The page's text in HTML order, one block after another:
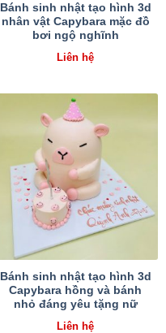
Bánh sinh nhật tạo hình 3d
nhân vật Capybara mặc đồ
bơi ngộ nghĩnh
Liên hệ
Bánh sinh nhật tạo hình 3d
Capybara hồng và bánh
nhỏ đáng yêu tặng nữ
Liên hệ